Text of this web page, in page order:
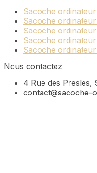
Sacoche ordinateur
Sacoche
Sacoche
Sacoche
Sacoche
Nous contactez
4 Rue des
contact@sacoche-